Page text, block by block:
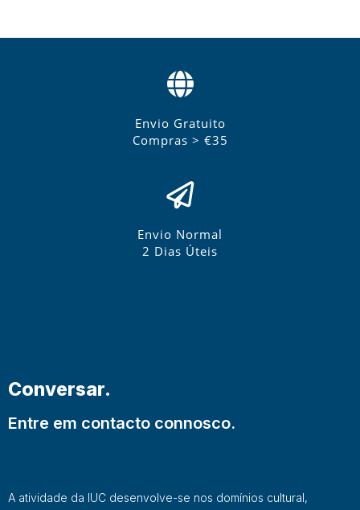
Envio Gratuito
Compras > €35
Envio Normal
2 Dias Úteis
Conversar.
Entre em contacto connosco.
A atividade da IUC desenvolve-se nos domínios cultural,